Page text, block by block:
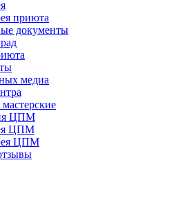
приюта
документы
медиа
ЦПМ
ЦПМ
ЦПМ